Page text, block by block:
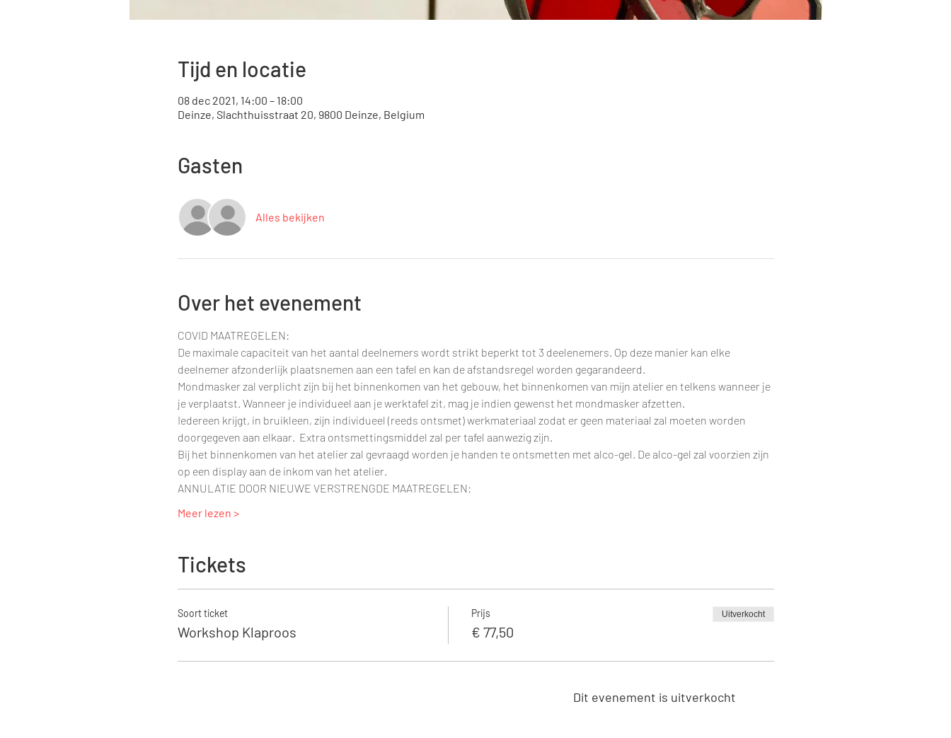
Tijd en locatie
08 dec 2021, 14:00 – 18:00
Deinze, Slachthuisstraat 20, 9800 Deinze, Belgium
Gasten
Alles bekijken
Over het evenement
COVID MAATREGELEN:
De maximale capaciteit van het aantal deelnemers wordt strikt beperkt tot 3 deelenemers. Op deze manier kan elke
deelnemer afzonderlijk plaatsnemen aan een tafel en kan de afstandsregel worden gegarandeerd.
Mondmasker zal verplicht zijn bij het binnenkomen van het gebouw, het binnenkomen van mijn atelier en telkens wanneer je
je verplaatst. Wanneer je individueel aan je werktafel zit, mag je indien gewenst het mondmasker afzetten.
Iedereen krijgt, in bruikleen, zijn individueel (reeds ontsmet) werkmateriaal zodat er geen materiaal zal moeten worden
doorgegeven aan elkaar.  Extra ontsmettingsmiddel zal per tafel aanwezig zijn.
Bij het binnenkomen van het atelier zal gevraagd worden je handen te ontsmetten met alco-gel. De alco-gel zal voorzien zijn
op een display aan de inkom van het atelier.
ANNULATIE DOOR NIEUWE VERSTRENGDE MAATREGELEN:
Meer lezen >
Tickets
Soort ticket
Workshop Klaproos
Prijs
€ 77,50
Uitverkocht
Dit evenement is uitverkocht